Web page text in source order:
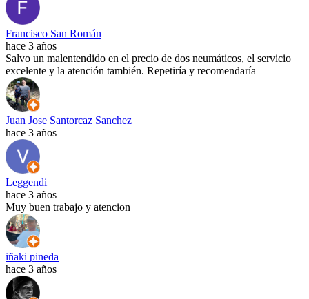
Francisco San Román
hace 3 años
Salvo un malentendido en el precio de dos neumáticos, el servicio
excelente y la atención también. Repetiría y recomendaría
Juan Jose Santorcaz Sanchez
hace 3 años
Leggendi
hace 3 años
Muy buen trabajo y atencion
iñaki pineda
hace 3 años